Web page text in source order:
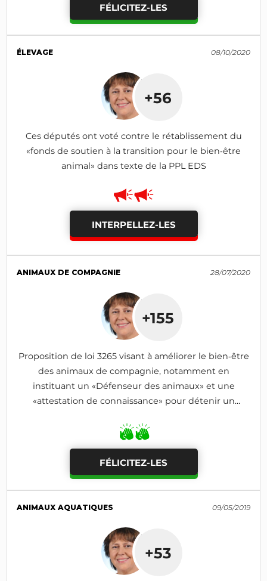
FÉLICITEZ-LES
ÉLEVAGE 08/10/2020
+56
Ces députés ont voté contre le rétablissement du
«fonds de soutien à la transition pour le bien‑être
animal» dans texte de la PPL EDS
INTERPELLEZ-LES
ANIMAUX DE COMPAGNIE 28/07/2020
+155
Proposition de loi 3265 visant à améliorer le bien‑être
des animaux de compagnie, notamment en
instituant un «Défenseur des animaux» et une
«attestation de connaissance» pour détenir un
FÉLICITEZ-LES
ANIMAUX AQUATIQUES 09/05/2019
+53